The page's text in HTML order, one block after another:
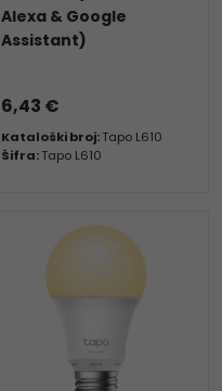
Alexa & Google
Assistant)
6,43 €
Kataloški broj:Tapo L610
Šifra:Tapo L610